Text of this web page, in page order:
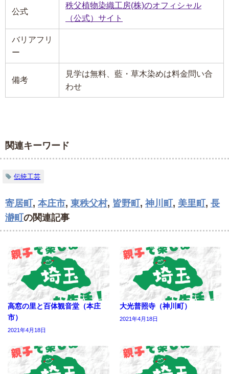
公式
秩父植物染織工房(株)のオフィシャル
（公式）サイト
バリアフリ
ー
備考
見学は無料、藍・草木染めは料金問い合
わせ
関連キーワード
伝統工芸
寄居町 , 本庄市, 東秩父村, 皆野町 , 神川町 , 美里町 , 長
瀞町 の関連記事
高窓の里と百体観音堂（本庄
市）
2021年4月18日
大光普照寺（神川町）
2021年4月18日